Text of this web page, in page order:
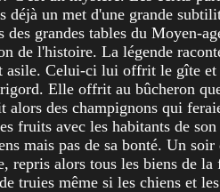
déjà un met d'une grande
grandes tables du Moyen-
de l'histoire. La légende
asile. Celui-ci lui offrit le gîte
Elle offrit au bûcheron
alors des champignons qui
fruits avec les habitants de
mais pas de sa bonté. Un
repris alors tous les biens de
truies même si les chiens et